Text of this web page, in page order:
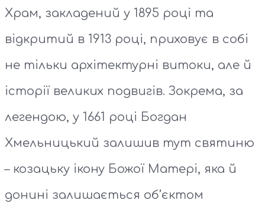
Храм, закладений у 1895 році та
відкритий в 1913 році, приховує в собі
не тільки архітектурні витоки, але й
історії великих подвигів. Зокрема, за
легендою, у 1661 році Богдан
Хмельницький залишив тут святиню
– козацьку ікону Божої Матері, яка й
донині залишається об’єктом